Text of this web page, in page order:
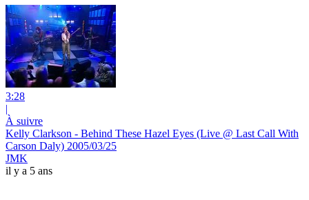
3:28
|
À suivre
Kelly Clarkson - Behind These Hazel Eyes (Live @ Last Call With
Carson Daly) 2005/03/25
JMK
il y a 5 ans